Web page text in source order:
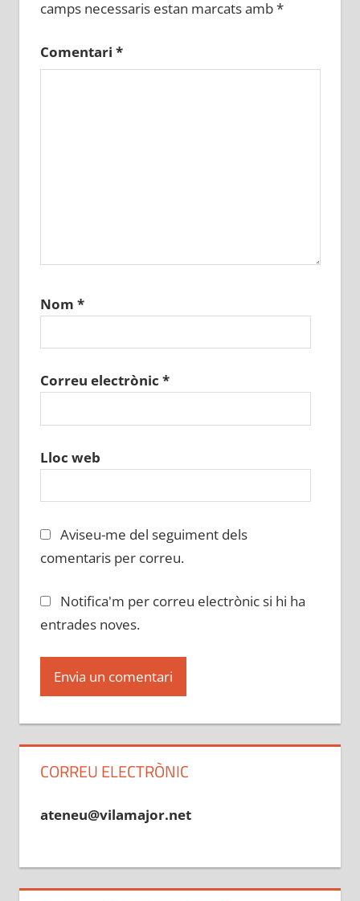
camps necessaris estan marcats amb*
Comentari *
Nom *
Correu electrònic *
Lloc web
Aviseu-me del seguiment dels
comentaris per correu.
Notifica'm per correu electrònic si hi ha
entrades noves.
CORREU ELECTRÒNIC
ateneu@vilamajor.net